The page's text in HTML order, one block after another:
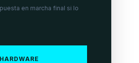
en marcha final si lo